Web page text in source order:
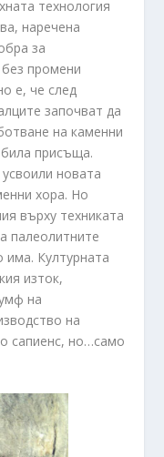
технология
наречена
за
промени
е, че след
започват да
на каменни
присъща.
новата
хора. Но
върху техниката
палеолитните
Културната
изток,
на
на
сапиенс, но…само